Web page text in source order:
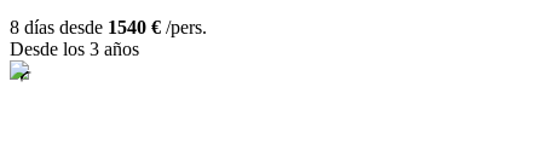
8 días desde 1540 € /pers.
Desde los 3 años